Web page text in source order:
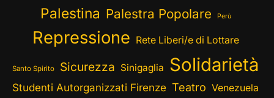
Palestina Palestra Popolare Perù
Repressione Rete Liberi/e di Lottare
Santo Spirito Sicurezza Sinigaglia Solidarietà
Studenti Autorganizzati Firenze Teatro Venezuela